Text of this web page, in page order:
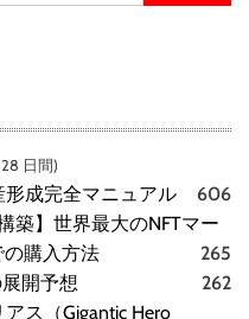
日間)
成完全マニュアル
606
築】世界最大のNFTマー
の購入方法
265
開予想
262
ス（Gigantic Hero